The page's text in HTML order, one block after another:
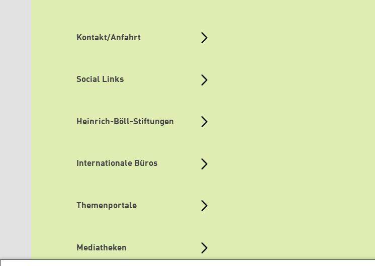
Kontakt/Anfahrt
Social Links
Heinrich-Böll-Stiftungen
Internationale Büros
Themenportale
Mediatheken